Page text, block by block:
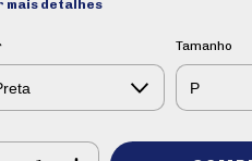
mais detalhes
Tamanho